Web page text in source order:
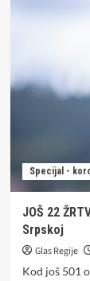
kako
Specijal -
JOŠ 22
Srpskoj
Glas Regije
Kod još 501